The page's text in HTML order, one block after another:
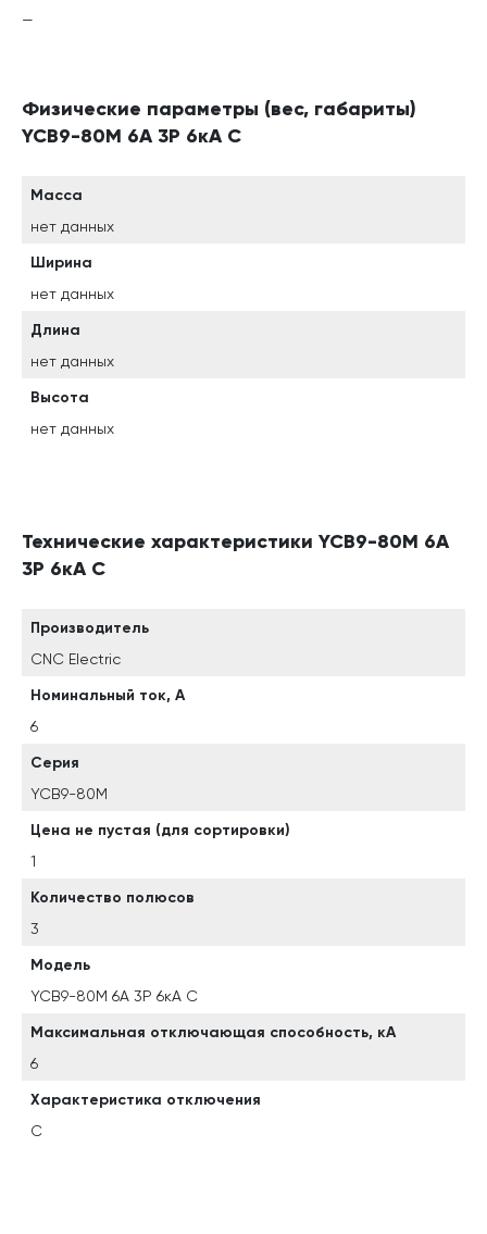
—
Физические параметры (вес, габариты)
YCB9-80M 6A 3P 6кА C
Масса
нет данных
Ширина
нет данных
Длина
нет данных
Высота
нет данных
Технические характеристики YCB9-80M 6A
3P 6кА C
Производитель
CNC Electric
Номинальный ток, А
6
Серия
YCB9-80M
Цена не пустая (для сортировки)
1
Количество полюсов
3
Модель
YCB9-80M 6A 3P 6кА C
Максимальная отключающая способность, кА
6
Характеристика отключения
C